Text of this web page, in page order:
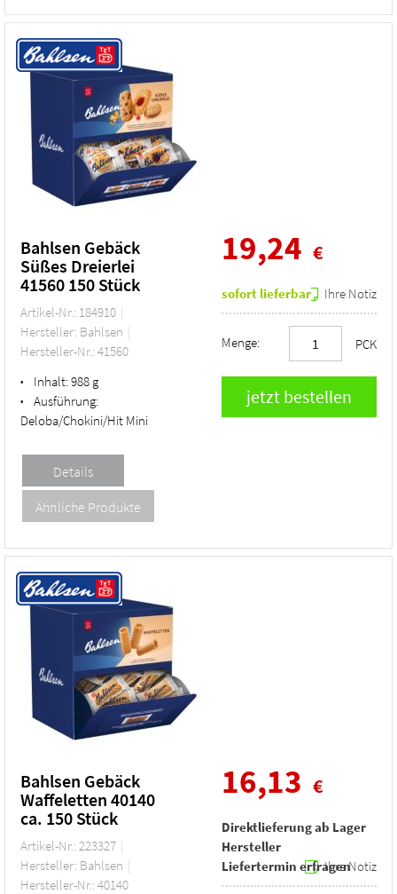
Bahlsen Gebäck
Süßes Dreierlei
41560 150 Stück
Artikel-Nr.: 184910
Hersteller: Bahlsen
Hersteller-Nr.: 41560
• Inhalt:988 g
•
Ausführung:
Deloba/Chokini/Hit Mini
19,24 €
sofort lieferbar Ihre Notiz
Menge: PCK
Bahlsen Gebäck
Waffeletten 40140
ca. 150 Stück
Artikel-Nr.: 223327
Hersteller: Bahlsen
Hersteller-Nr.: 40140
16,13 €
Direktlieferung ab Lager
Hersteller
Liefertermin erfragenIhre Notiz